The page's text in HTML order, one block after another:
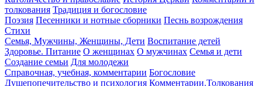
толкования Традиция и богословие
Поэзия Песенники и нотные сборники Песнь возрождения
Стихи
Семья, Мужчины, Женщины, Дети Воспитание детей
Здоровье. Питание О женщинах О мужчинах Семья и дети
Создание семьи Для молодежи
Справочная, учебная, комментарии Богословие
Душепопечительство и психология Комментарии.Толкования